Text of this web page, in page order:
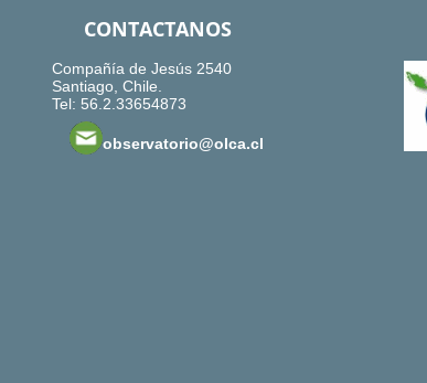
CONTACTANOS
Compañía de Jesús 2540
Santiago, Chile.
Tel: 56.2.33654873
observatorio@olca.cl